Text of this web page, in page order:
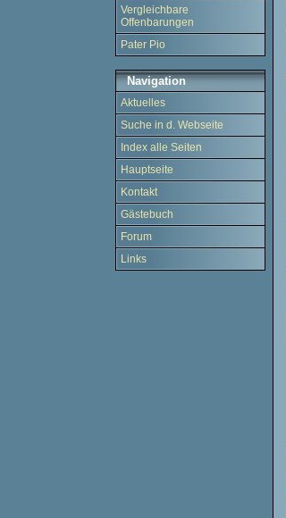
Vergleichbare
Offenbarungen
Pater Pio
Navigation
Aktuelles
Suche in d. Webseite
Index alle Seiten
Hauptseite
Kontakt
Gästebuch
Forum
Links